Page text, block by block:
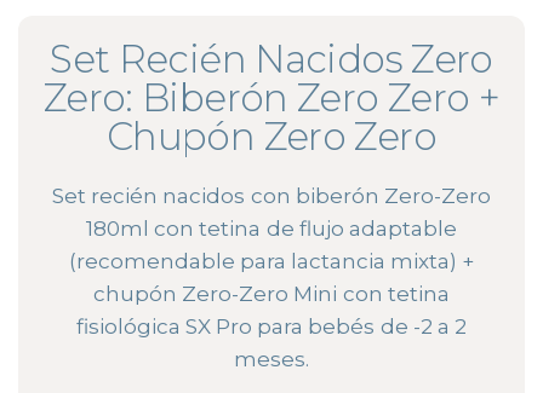
Set Recién Nacidos Zero
Zero: Biberón Zero Zero +
Chupón Zero Zero
Set recién nacidos con biberón Zero-Zero
180ml con tetina de flujo adaptable
(recomendable para lactancia mixta) +
chupón Zero-Zero Mini con tetina
fisiológica SX Pro para bebés de -2 a 2
meses.